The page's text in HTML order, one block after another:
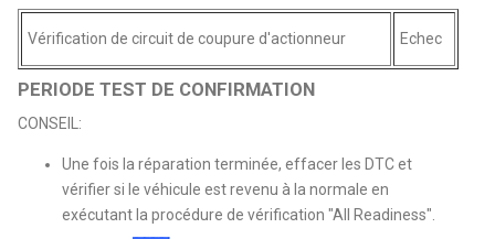
Vérification de circuit de coupure d'actionneur Echec
PERIODE TEST DE CONFIRMATION
CONSEIL:
Une fois la réparation terminée, effacer les DTC et
vérifier si le véhicule est revenu à la normale en
exécutant la procédure de vérification "All Readiness".